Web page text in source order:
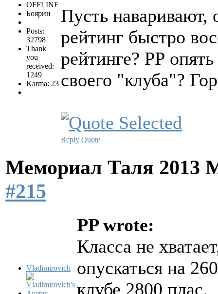
OFFLINE
Боярин
Posts:
32798
Thank
you
received:
1249
Karma: 23
Пусть наваривают,
рейтинг быстро
рейтинге? РР
своего "клуба"?
Reply Quote
Мемориал Таля 2013
#215
Vladimirovich
PP wrote:
Класса не
опускаться на
клубе 2800 плас.